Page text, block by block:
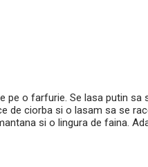
pe o farfurie. Se lasa putin
de ciorba si o lasam sa se
si o lingura de faina.